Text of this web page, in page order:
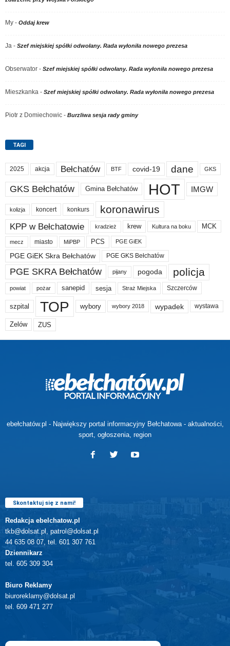
My - Oddaj krew
Ja - Szef miejskiej spółki odwołany. Rada wyłoniła nowego prezesa
Obserwator - Szef miejskiej spółki odwołany. Rada wyłoniła nowego prezesa
Mieszkanka - Szef miejskiej spółki odwołany. Rada wyłoniła nowego prezesa
Piotr z Domiechowic - Burzliwa sesja rady gminy
TAGI
2025 akcja Bełchatów BTF covid-19 dane GKS
GKS Bełchatów Gmina Bełchatów HOT IMGW
kolizja koncert konkurs koronawirus
KPP w Bełchatowie kradzież krew Kultura na boku MCK
mecz miasto MiPBP PCS PGE GiEK
PGE GiEK Skra Bełchatów PGE GKS Bełchatów
PGE SKRA Bełchatów pijany pogoda policja
powiat pożar sanepid sesja Straż Miejska Szczerców
szpital TOP wybory wybory 2018 wypadek wystawa
Zelów ZUS
ebełchatów.pl - Największy portal informacyjny Bełchatowa - aktualności,
sport, ogłoszenia, region
Skontaktuj się z nami!
Redakcja ebelchatow.pl
tkb@dolsat.pl, patrol@dolsat.pl
44 635 08 07, tel. 601 307 761
Dziennikarz
tel. 605 309 304
Biuro Reklamy
biuroreklamy@dolsat.pl
tel. 609 471 277